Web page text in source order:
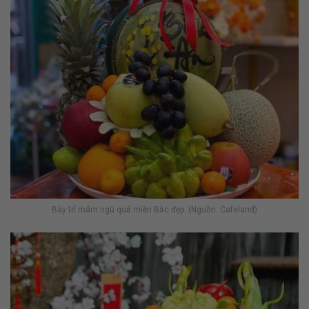
Bày trí mâm ngũ quả miền Bắc đẹp. (Nguồn: Cafeland)